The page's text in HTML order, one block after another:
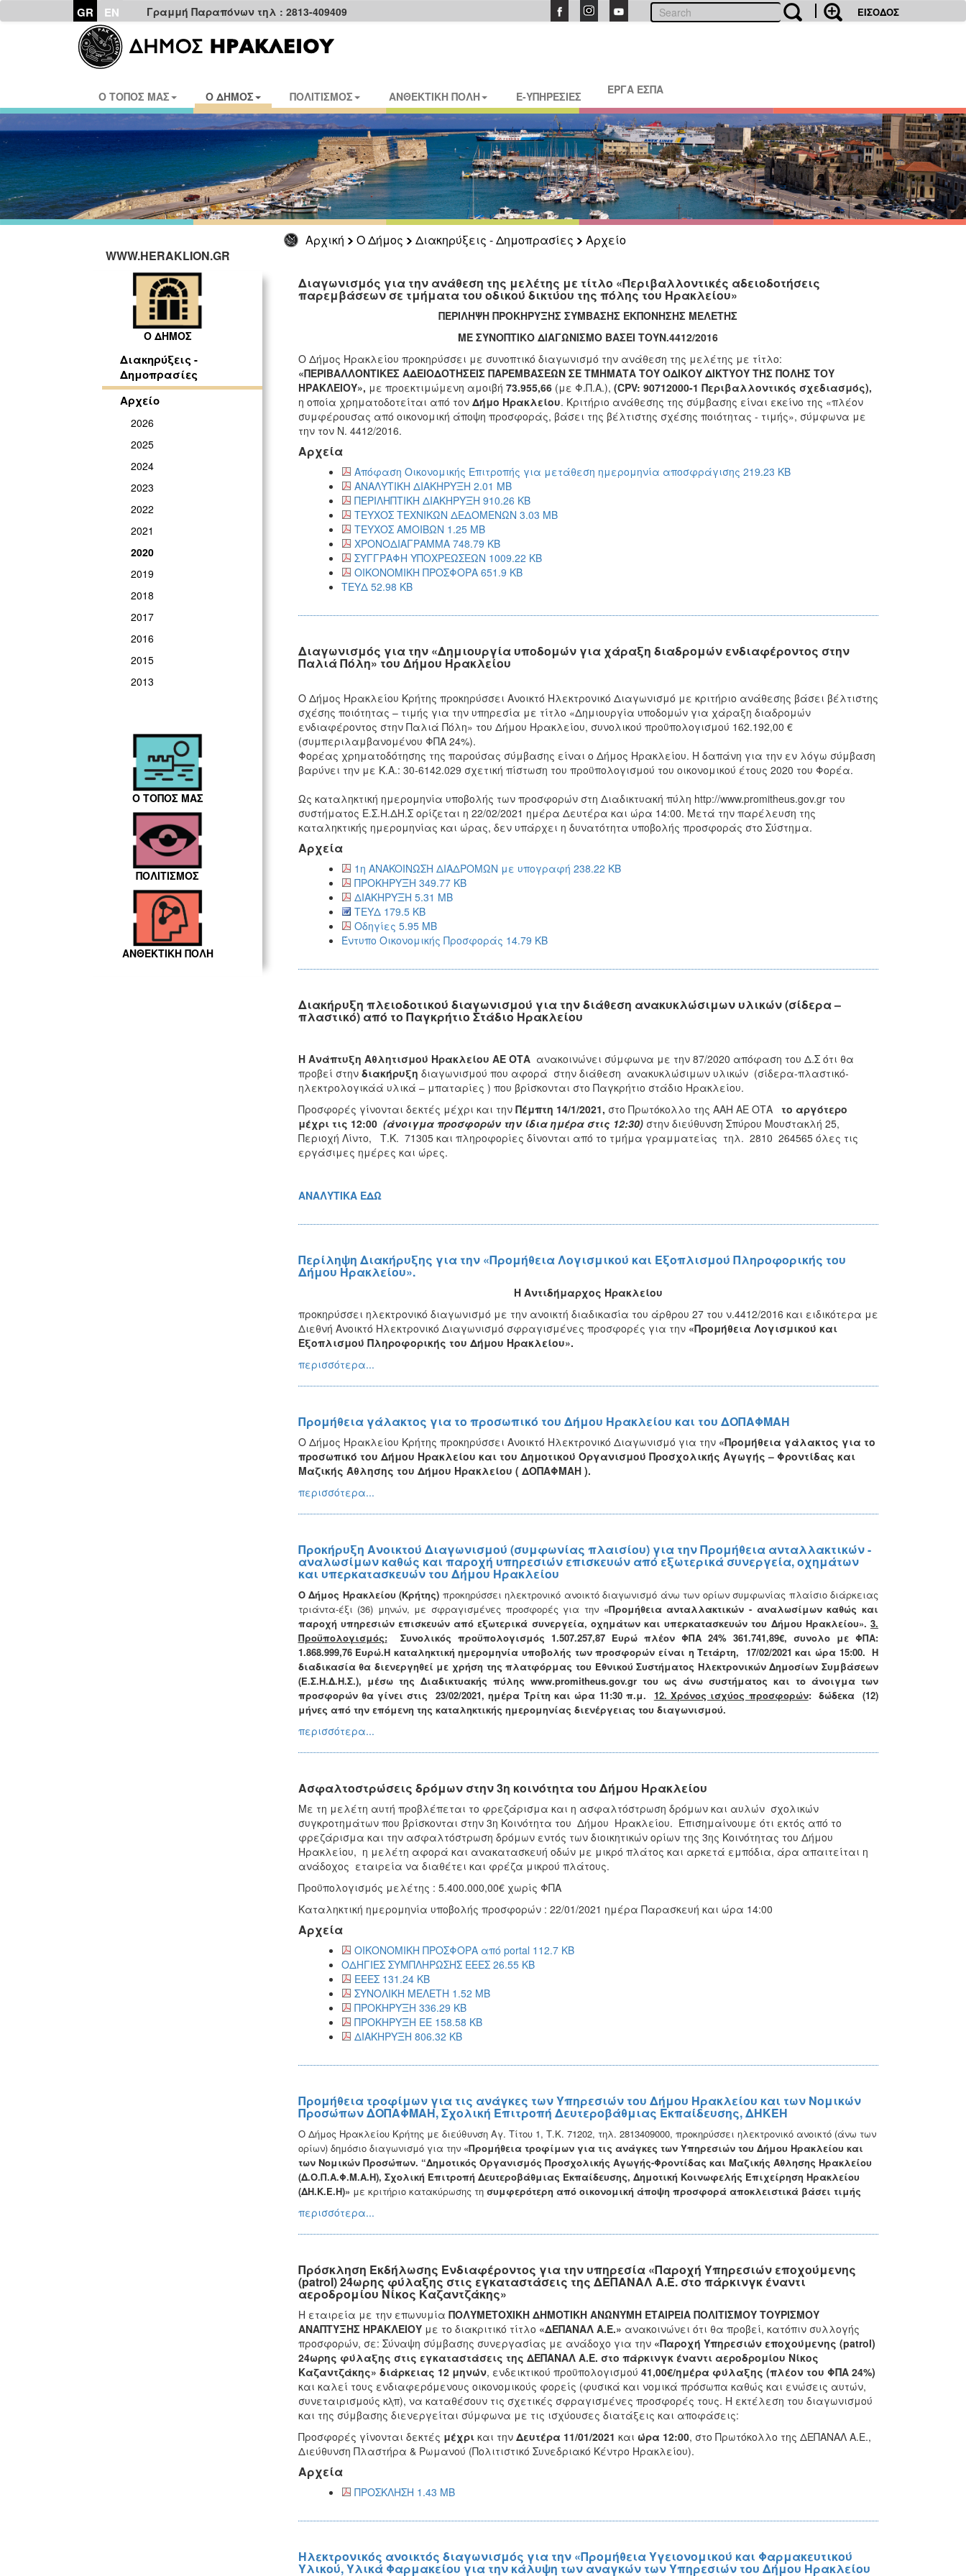
GR EN Γραμμή Παραπόνων τηλ : 2813-409409 ΕΙΣΟΔΟΣ
Ο ΤΟΠΟΣ ΜΑΣ Ο ΔΗΜΟΣ ΠΟΛΙΤΙΣΜΟΣ ΑΝΘΕΚΤΙΚΗ ΠΟΛΗ E-ΥΠΗΡΕΣΙΕΣ ΕΡΓΑ ΕΣΠΑ
Αρχική Ο Δήμος Διακηρύξεις - Δημοπρασίες
Αρχείο
WWW.HERAKLION.GR
Ο ΔΗΜΟΣ
Διακηρύξεις -
Δημοπρασίες
Αρχείο
2026
2025
2024
2023
2022
2021
2020
2019
2018
2017
2016
2015
2013
Ο ΤΟΠΟΣ ΜΑΣ
ΠΟΛΙΤΙΣΜΟΣ
ΑΝΘΕΚΤΙΚΗ ΠΟΛΗ
Διαγωνισμός για την ανάθεση της μελέτης με τίτλο «Περιβαλλοντικές αδειοδοτήσεις
παρεμβάσεων σε τμήματα του οδικού δικτύου της πόλης του Ηρακλείου»
ΠΕΡΙΛΗΨΗ ΠΡΟΚΗΡΥΞΗΣ ΣΥΜΒΑΣΗΣ ΕΚΠΟΝΗΣΗΣ ΜΕΛΕΤΗΣ
ΜΕ ΣΥΝΟΠΤΙΚΟ ΔΙΑΓΩΝΙΣΜΟ ΒΑΣΕΙ ΤΟΥΝ.4412/2016
Ο Δήμος Ηρακλείου προκηρύσσει με συνοπτικό διαγωνισμό την ανάθεση της μελέτης με τίτλο:
«ΠΕΡΙΒΑΛΛΟΝΤΙΚΕΣ ΑΔΕΙΟΔΟΤΗΣΕΙΣ ΠΑΡΕΜΒΑΣΕΩΝ ΣΕ ΤΜΗΜΑΤΑ ΤΟΥ ΟΔΙΚΟΥ ΔΙΚΤΥΟΥ ΤΗΣ ΠΟΛΗΣ ΤΟΥ
ΗΡΑΚΛΕΙΟΥ», με προεκτιμώμενη αμοιβή 73.955,66 (με Φ.Π.Α.), (CPV: 90712000-1 Περιβαλλοντικός σχεδιασμός),
η οποία χρηματοδοτείται από τον Δήμο Ηρακλείου. Κριτήριο ανάθεσης της σύμβασης είναι εκείνο της «πλέον
συμφέρουσας από οικονομική άποψη προσφοράς, βάσει της βέλτιστης σχέσης ποιότητας - τιμής», σύμφωνα με
την τον Ν. 4412/2016.
Αρχεία
Απόφαση Οικονομικής Επιτροπής για μετάθεση ημερομηνία αποσφράγισης 219.23 KB
ΑΝΑΛΥΤΙΚΗ ΔΙΑΚΗΡΥΞΗ 2.01 MB
ΠΕΡΙΛΗΠΤΙΚΗ ΔΙΑΚΗΡΥΞΗ 910.26 KB
ΤΕΥΧΟΣ ΤΕΧΝΙΚΩΝ ΔΕΔΟΜΕΝΩΝ 3.03 MB
ΤΕΥΧΟΣ ΑΜΟΙΒΩΝ 1.25 MB
ΧΡΟΝΟΔΙΑΓΡΑΜΜΑ 748.79 KB
ΣΥΓΓΡΑΦΗ ΥΠΟΧΡΕΩΣΕΩΝ 1009.22 KB
ΟΙΚΟΝΟΜΙΚΗ ΠΡΟΣΦΟΡΑ 651.9 KB
ΤΕΥΔ 52.98 KB
Διαγωνισμός για την «Δημιουργία υποδομών για χάραξη διαδρομών ενδιαφέροντος στην
Παλιά Πόλη» του Δήμου Ηρακλείου
Ο Δήμος Ηρακλείου Κρήτης προκηρύσσει Ανοικτό Ηλεκτρονικό Διαγωνισμό με κριτήριο ανάθεσης βάσει βέλτιστης
σχέσης ποιότητας – τιμής για την υπηρεσία με τίτλο «Δημιουργία υποδομών για χάραξη διαδρομών
ενδιαφέροντος στην Παλιά Πόλη» του Δήμου Ηρακλείου, συνολικού προϋπολογισμού 162.192,00 €
(συμπεριλαμβανομένου ΦΠΑ 24%).
Φορέας χρηματοδότησης της παρούσας σύμβασης είναι ο Δήμος Ηρακλείου. Η δαπάνη για την εν λόγω σύμβαση
βαρύνει την με Κ.Α.: 30-6142.029 σχετική πίστωση του προϋπολογισμού του οικονομικού έτους 2020 του Φορέα.
Ως καταληκτική ημερομηνία υποβολής των προσφορών στη Διαδικτυακή πύλη http://www.promitheus.gov.gr του
συστήματος Ε.Σ.Η.ΔΗ.Σ ορίζεται η 22/02/2021 ημέρα Δευτέρα και ώρα 14:00. Μετά την παρέλευση της
καταληκτικής ημερομηνίας και ώρας, δεν υπάρχει η δυνατότητα υποβολής προσφοράς στο Σύστημα.
Αρχεία
1η ANAKOINΩΣΗ ΔΙΑΔΡΟΜΩΝ με υπογραφή 238.22 KB
ΠΡΟΚΗΡΥΞΗ 349.77 KB
ΔΙΑΚΗΡΥΞΗ 5.31 MB
ΤΕΥΔ 179.5 KB
Οδηγίες 5.95 MB
Έντυπο Οικονομικής Προσφοράς 14.79 KB
Διακήρυξη πλειοδοτικού διαγωνισμού για την διάθεση ανακυκλώσιμων υλικών (σίδερα –
πλαστικό) από το Παγκρήτιο Στάδιο Ηρακλείου
Η Ανάπτυξη Αθλητισμού Ηρακλείου ΑΕ ΟΤΑ ανακοινώνει σύμφωνα με την 87/2020 απόφαση του Δ.Σ ότι θα
προβεί στηνδιακήρυξη διαγωνισμού που αφορά στην διάθεση ανακυκλώσιμων υλικών (σίδερα-πλαστικό-
ηλεκτρολογικάά υλικά – μπαταρίες ) που βρίσκονται στο Παγκρήτιο στάδιο Ηρακλείου.
Προσφορές γίνονται δεκτές μέχρι και την Πέμπτη 14/1/2021, στο Πρωτόκολλο της ΑΑΗ ΑΕ ΟΤΑ το αργότερο
μέχρι τις 12:00 (άνοιγμα προσφορών την ίδια ημέρα στις 12:30) στην διεύθυνση Σπύρου Μουστακλή 25,
Περιοχή Λίντο, Τ.Κ. 71305 και πληροφορίες δίνονται από το τμήμα γραμματείας τηλ. 2810 264565 όλες τις
εργάσιμες ημέρες και ώρες.
ΑΝΑΛΥΤΙΚΑ ΕΔΩ
Περίληψη Διακήρυξης για την «Προμήθεια Λογισμικού και Εξοπλισμού Πληροφορικής του
Δήμου Ηρακλείου».
Η Αντιδήμαρχος Ηρακλείου
προκηρύσσει ηλεκτρονικό διαγωνισμό με την ανοικτή διαδικασία του άρθρου 27 του ν.4412/2016 και ειδικότερα με
Διεθνή Ανοικτό Ηλεκτρονικό Διαγωνισμό σφραγισμένες προσφορές για την «Προμήθεια Λογισμικού και
Εξοπλισμού Πληροφορικής του Δήμου Ηρακλείου».
περισσότερα...
Προμήθεια γάλακτος για το προσωπικό του Δήμου Ηρακλείου και του ΔΟΠΑΦΜΑΗ
Ο Δήμος Ηρακλείου Κρήτης προκηρύσσει Ανοικτό Ηλεκτρονικό Διαγωνισμό για την «Προμήθεια γάλακτος για το
προσωπικό του Δήμου Ηρακλείου και του Δημοτικού Οργανισμού Προσχολικής Αγωγής – Φροντίδας και
Μαζικής Άθλησης του Δήμου Ηρακλείου ( ΔΟΠΑΦΜΑΗ ).
περισσότερα...
Προκήρυξη Ανοικτού Διαγωνισμού (συμφωνίας πλαισίου) για την Προμήθεια ανταλλακτικών -
αναλωσίμων καθώς και παροχή υπηρεσιών επισκευών από εξωτερικά συνεργεία, οχημάτων
και υπερκατασκευών του Δήμου Ηρακλείου
Ο Δήμος Ηρακλείου (Κρήτης) προκηρύσσει ηλεκτρονικό ανοικτό διαγωνισμό άνω των ορίων συμφωνίας πλαίσιο διάρκειας
τριάντα-έξι (36) μηνών, με σφραγισμένες προσφορές για την «Προμήθεια ανταλλακτικών - αναλωσίμων καθώς και
παροχή υπηρεσιών επισκευών από εξωτερικά συνεργεία, οχημάτων και υπερκατασκευών του Δήμου Ηρακλείου». 3.
Προϋπολογισμός:Συνολικός προϋπολογισμός 1.507.257,87 Ευρώ πλέον ΦΠΑ 24% 361.741,89€, συνολο με ΦΠΑ:
1.868.999,76 Ευρώ.Η καταληκτική ημερομηνία υποβολής των προσφορών είναι ηΤετάρτη, 17/02/2021 και ώρα 15:00. Η
διαδικασία θα διενεργηθεί με χρήση της πλατφόρμας του Εθνικού Συστήματος Ηλεκτρονικών Δημοσίων Συμβάσεων
(Ε.Σ.Η.Δ.Η.Σ.), μέσω της Διαδικτυακής πύλης www.promitheus.gov.gr του ως άνω συστήματος και το άνοιγμα των
προσφορών θα γίνει στις23/02/2021, ημέρα Τρίτη και ώρα 11:30 π.μ. 12. Χρόνος ισχύος προσφορών: δώδεκα (12)
μήνες από την επόμενη της καταληκτικής ημερομηνίας διενέργειας του διαγωνισμού.
περισσότερα...
Ασφαλτοστρώσεις δρόμων στην 3η κοινότητα του Δήμου Ηρακλείου
Με τη μελέτη αυτή προβλέπεται το φρεζάρισμα και η ασφαλτόστρωση δρόμων και αυλών σχολικών
συγκροτημάτων που βρίσκονται στην 3η Κοινότητα του Δήμου Ηρακλείου. Επισημαίνουμε ότι εκτός από το
φρεζάρισμα και την ασφαλτόστρωση δρόμων εντός των διοικητικών ορίων της 3ης Κοινότητας του Δήμου
Ηρακλείου, η μελέτη αφορά και ανακατασκευή οδών με μικρό πλάτος και αρκετά εμπόδια, άρα απαιτείται η
ανάδοχος εταιρεία να διαθέτει και φρέζα μικρού πλάτους.
Προϋπολογισμός μελέτης : 5.400.000,00€ χωρίς ΦΠΑ
Καταληκτική ημερομηνία υποβολής προσφορών : 22/01/2021 ημέρα Παρασκευή και ώρα 14:00
Αρχεία
ΟΙΚΟΝΟΜΙΚΗ ΠΡΟΣΦΟΡΑ από portal 112.7 KB
ΟΔΗΓΙΕΣ ΣΥΜΠΛΗΡΩΣΗΣ ΕΕΕΣ 26.55 KB
ΕΕΕΣ 131.24 KB
ΣΥΝΟΛΙΚΗ ΜΕΛΕΤΗ 1.52 MB
ΠΡΟΚΗΡΥΞΗ 336.29 KB
ΠΡΟΚΗΡΥΞΗ ΕΕ 158.58 KB
ΔΙΑΚΗΡΥΞΗ 806.32 KB
Προμήθεια τροφίμων για τις ανάγκες των Υπηρεσιών του Δήμου Ηρακλείου και των Νομικών
Προσώπων ΔΟΠΑΦΜΑΗ, Σχολική Επιτροπή Δευτεροβάθμιας Εκπαίδευσης, ΔΗΚΕΗ
Ο Δήμος Ηρακλείου Κρήτης με διεύθυνση Αγ. Τίτου 1, Τ.Κ. 71202, τηλ. 2813409000, προκηρύσσει ηλεκτρονικό ανοικτό (άνω των
ορίων) δημόσιο διαγωνισμό για την «Προμήθεια τροφίμων για τις ανάγκες των Υπηρεσιών του Δήμου Ηρακλείου και
των Νομικών Προσώπων. “Δημοτικός Οργανισμός Προσχολικής Αγωγής-Φροντίδας και Μαζικής Άθλησης Ηρακλείου
(Δ.Ο.Π.Α.Φ.Μ.Α.Η), Σχολική Επιτροπή Δευτεροβάθμιας Εκπαίδευσης, Δημοτική Κοινωφελής Επιχείρηση Ηρακλείου
(ΔΗ.Κ.Ε.Η)» με κριτήριο κατακύρωσης τη συμφερότερη από οικονομική άποψη προσφορά αποκλειστικά βάσει τιμής
περισσότερα...
Πρόσκληση Εκδήλωσης Ενδιαφέροντος για την υπηρεσία «Παροχή Υπηρεσιών εποχούμενης
(patrol) 24ωρης φύλαξης στις εγκαταστάσεις της ΔΕΠΑΝΑΛ Α.Ε. στο πάρκινγκ έναντι
αεροδρομίου Νίκος Καζαντζάκης»
Η εταιρεία με την επωνυμία ΠΟΛΥΜΕΤΟΧΙΚΗ ΔΗΜΟΤΙΚΗ ΑΝΩΝΥΜΗ ΕΤΑΙΡΕΙΑ ΠΟΛΙΤΙΣΜΟΥ ΤΟΥΡΙΣΜΟΥ
ΑΝΑΠΤΥΞΗΣ ΗΡΑΚΛΕΙΟΥμε το διακριτικό τίτλο «ΔΕΠΑΝΑΛ Α.Ε.» ανακοινώνει ότι θα προβεί, κατόπιν συλλογής
προσφορών, σε: Σύναψη σύμβασης συνεργασίας με ανάδοχο για την «Παροχή Υπηρεσιών εποχούμενης (patrol)
24ωρης φύλαξης στις εγκαταστάσεις της ΔΕΠΑΝΑΛ Α.Ε. στο πάρκινγκ έναντι αεροδρομίου Νίκος
Καζαντζάκης» διάρκειας 12 μηνών, ενδεικτικού προϋπολογισμού 41,00€/ημέρα φύλαξης (πλέον του ΦΠΑ 24%)
και καλεί τους ενδιαφερόμενους οικονομικούς φορείς (φυσικά και νομικά πρόσωπα καθώς και ενώσεις αυτών,
συνεταιρισμούς κλ̟π), να καταθέσουν τις σχετικές σφραγισμένες προσφορές τους. Η εκτέλεση του διαγωνισμού
και της σύμβασης διενεργείται σύμφωνα με τις ισχύουσες διατάξεις και αποφάσεις:
Προσφορές γίνονται δεκτές μέχρικαι την Δευτέρα 11/01/2021 και ώρα 12:00, στο Πρωτόκολλο της ΔΕΠΑΝΑΛ Α.Ε.,
Διεύθυνση Πλαστήρα & Ρωμανού (Πολιτιστικό Συνεδριακό Κέντρο Ηρακλείου).
Αρχεία
ΠΡΟΣΚΛΗΣΗ 1.43 MB
Ηλεκτρονικός ανοικτός διαγωνισμός για την «Προμήθεια Υγειονομικού και Φαρμακευτικού
Υλικού, Υλικά Φαρμακείου για την κάλυψη των αναγκών των Υπηρεσιών του Δήμου Ηρακλείου